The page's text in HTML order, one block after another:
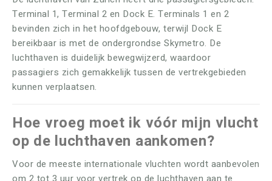
Terminal 1, Terminal 2 en Dock E. Terminals 1 en 2
bevinden zich in het hoofdgebouw, terwijl Dock E
bereikbaar is met de ondergrondse Skymetro. De
luchthaven is duidelijk bewegwijzerd, waardoor
passagiers zich gemakkelijk tussen de vertrekgebieden
kunnen verplaatsen.
Hoe vroeg moet ik vóór mijn vlucht
op de luchthaven aankomen?
Voor de meeste internationale vluchten wordt aanbevolen